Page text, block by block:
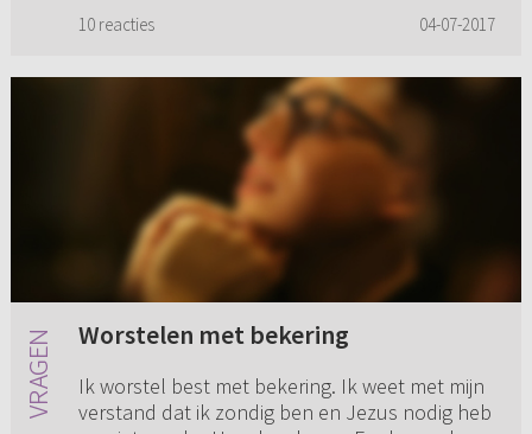
10 reacties 04-07-2017
Worstelen met bekering
Ik worstel best met bekering. Ik weet met mijn
verstand dat ik zondig ben en Jezus nodig heb